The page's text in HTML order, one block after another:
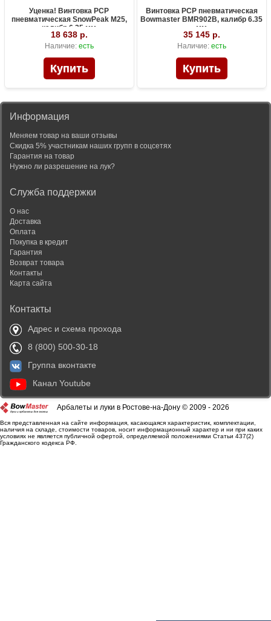
Уценка! Винтовка PCP
пневматическая SnowPeak M25,
калибр 6.35 мм
18 638 р.
Наличие: есть
Винтовка PCP пневматическая
Bowmaster BMR902B, калибр 6.35
мм
35 145 р.
Наличие: есть
Информация
Меняем товар на ваши отзывы
Скидка 5% участникам наших групп в соцсетях
Гарантия на товар
Нужно ли разрешение на лук?
Служба поддержки
О нас
Доставка
Оплата
Покупка в кредит
Гарантия
Возврат товара
Контакты
Карта сайта
Контакты
Адрес и схема прохода
8 (800) 500-30-18
Группа вконтакте
Канал Youtube
Арбалеты и луки в Ростове-на-Дону © 2009 - 2026
Вся представленная на сайте информация, касающаяся характеристик, комплектации,
наличия на складе, стоимости товаров, носит информационный характер и ни при каких
условиях не является публичной офертой, определяемой положениями Статьи 437(2)
Гражданского кодекса РФ.